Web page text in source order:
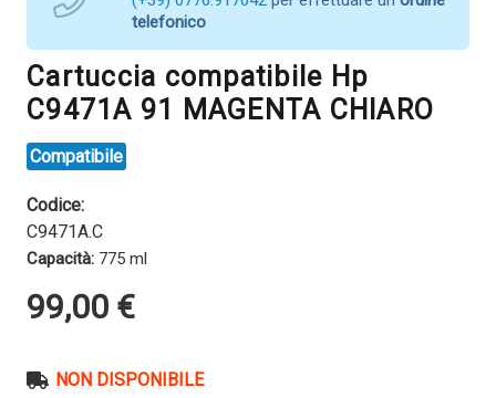
telefonico
Cartuccia compatibile Hp
C9471A 91 MAGENTA CHIARO
Compatibile
Codice:
C9471A.C
Capacità: 775 ml
99,00 €
NON DISPONIBILE